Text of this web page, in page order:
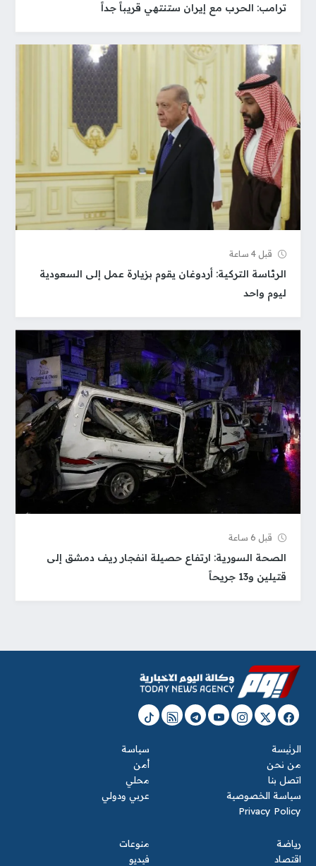
ترامب: الحرب مع إيران ستنتهي قريباً جداً
قبل 4 ساعة
الرئاسة التركية: أردوغان يقوم بزيارة عمل إلى السعودية
ليوم واحد
قبل 6 ساعة
الصحة السورية: ارتفاع حصيلة انفجار ريف دمشق إلى
قتيلين و13 جريحاً
الرئيسة
من نحن
اتصل بنا
سياسة الخصوصية
Privacy Policy
سياسة
أمن
محلي
عربي ودولي
رياضة
اقتصاد
منوعات
فيديو